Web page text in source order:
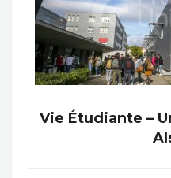
Vie Étudiante –